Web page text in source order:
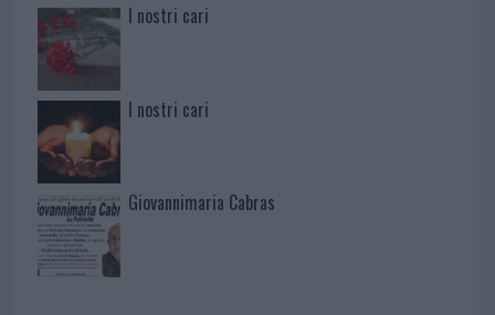
I nostri cari
I nostri cari
Giovannimaria Cabras